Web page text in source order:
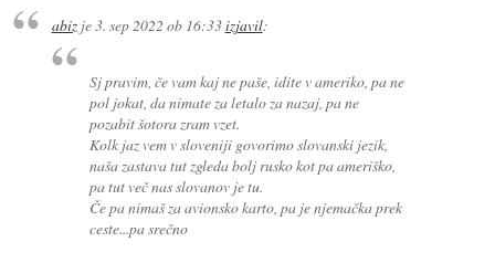
abizje3. sep 2022 ob 16:33izjavil:
Sj pravim, če vam kaj ne paše, idite v ameriko, pa ne
pol jokat, da nimate za letalo za nazaj, pa ne
pozabit šotora zram vzet.
Kolk jaz vem v sloveniji govorimo slovanski jezik,
naša zastava tut zgleda bolj rusko kot pa ameriško,
pa tut več nas slovanov je tu.
Če pa nimaš za avionsko karto, pa je njemačka prek
ceste...pa srečno